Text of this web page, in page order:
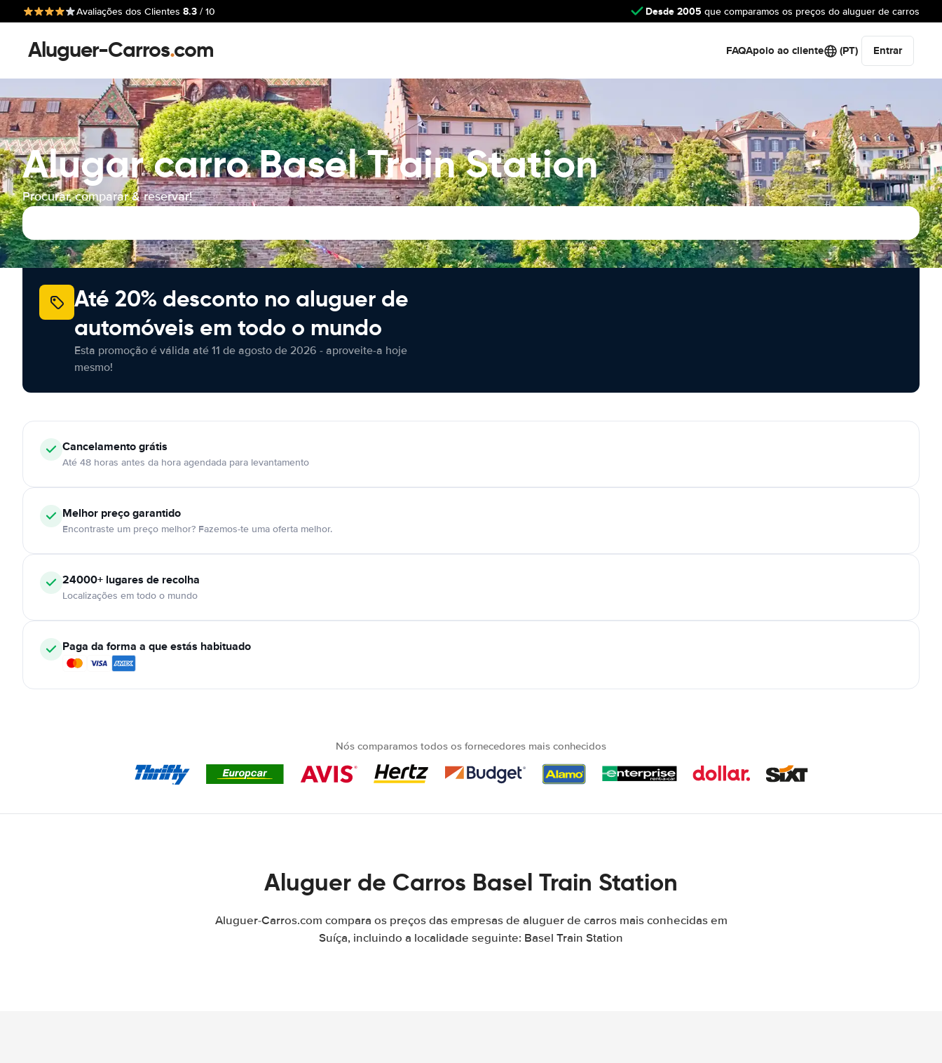
Avaliações dos Clientes 8.3 / 10 Desde 2005 que comparamos os preços do aluguer de carros
Aluguer-Carros.com FAQApoio ao cliente (PT) Entrar
Alugar carro Basel Train Station
Procurar, comparar & reservar!
Até 20% desconto no aluguer de
automóveis em todo o mundo
Esta promoção é válida até 11 de agosto de 2026 - aproveite-a hoje
mesmo!
Cancelamentográtis
Até 48 horas antes da hora agendada para levantamento
Melhor preço garantido
Encontraste um preço melhor? Fazemos-te uma oferta melhor.
24000+ lugares de recolha
Localizações em todo o mundo
Paga da forma a que estás habituado
Nós comparamos todos os fornecedores mais conhecidos
Aluguer de Carros Basel Train Station
Aluguer-Carros.com compara os preços das empresas de aluguer de carros mais conhecidas em
Suíça, incluindo a localidade seguinte: Basel Train Station